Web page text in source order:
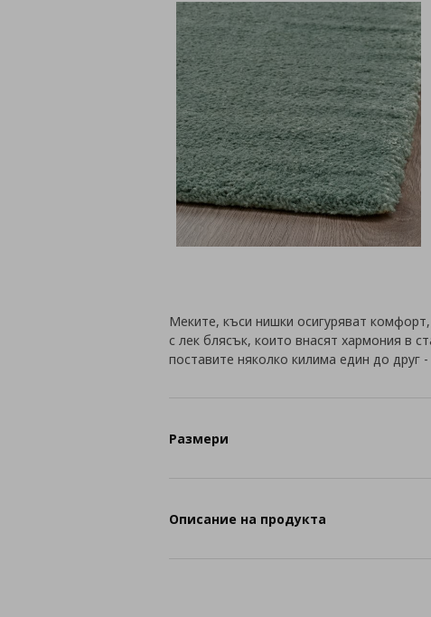
Меките, къси нишки осигуряват
с лек блясък, които внасят хармония в
поставите няколко килима един до друг
Размери
Описание на продукта